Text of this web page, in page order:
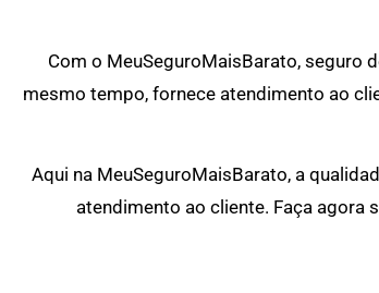
Com o MeuSeguroMaisBarato, seguro
mesmo tempo, fornece atendimento ao
Aqui na MeuSeguroMaisBarato, a
atendimento ao cliente. Faça agora